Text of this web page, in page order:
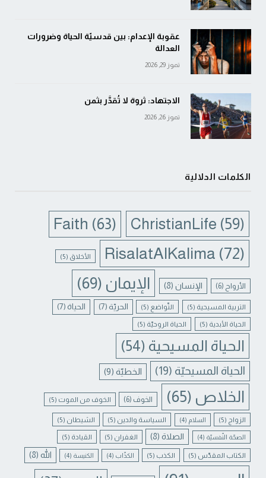
عقوبة الإعدام: بين قدسيّة الحياة وضرورات
العدالة
تموز 29, 2026
الاجتهاد: ثروة لا تُقدَّر بثمن
تموز 26, 2026
الكلمات الدلالية
ChristianLife (59)
Faith (63)
RisalatAlKalima (72) الأخلاق (5)
الأرواح (6) الإنسان(8) الإيمان (69)
التربية المسيحية (5) التّواضع (5) الحريّة (7) الحياة (7)
الحياة الأبدية (5) الحياة الروحيّة (5)
الحياة المسيحية (54)
الحياة المسيحيّة (19) الخطيّة (9)
الخلاص (65) الخوف (6) الخوف من الموت (5)
الزواج (5) السلام (4) السياسة والدين (5) الشيطان (5)
الصحّة النّفسيّة (4) الصلاة(8) الغفران (5) القيادة (5)
الكتاب المقدّس (5) الكذب (5) الكذّاب (4) الكنيسة (4) الله (8)